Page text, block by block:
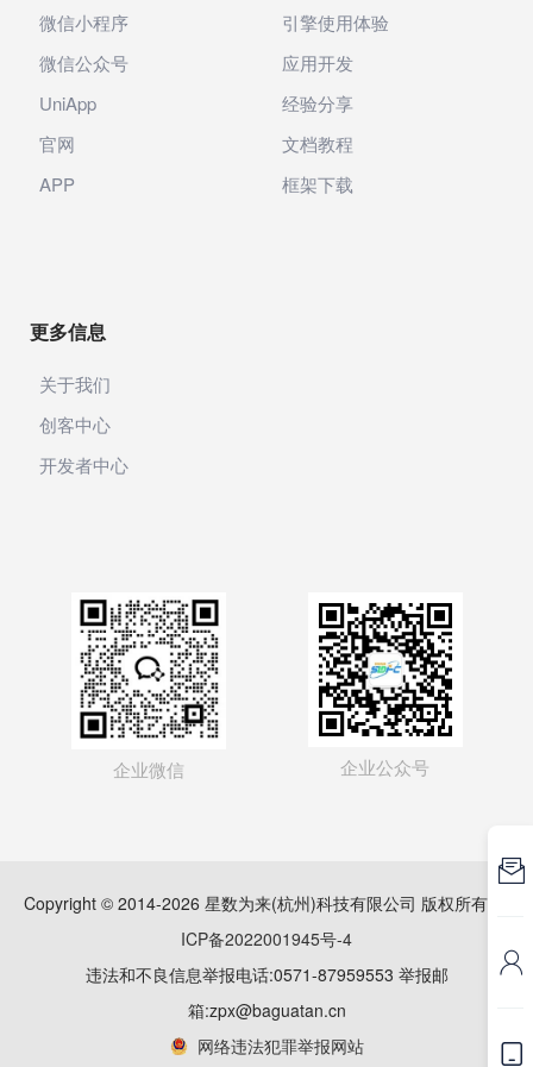
微信小程序
微信公众号
UniApp
官网
APP
引擎使用体验
应用开发
经验分享
文档教程
框架下载
更多信息
关于我们
创客中心
开发者中心
企业微信 企业公众号
Copyright © 2014-2026 星数为来(杭州)科技有限公司 版权所有
ICP备2022001945号-4
违法和不良信息举报电话:0571-87959553 举报邮
箱:zpx@baguatan.cn
网络违法犯罪举报网站


